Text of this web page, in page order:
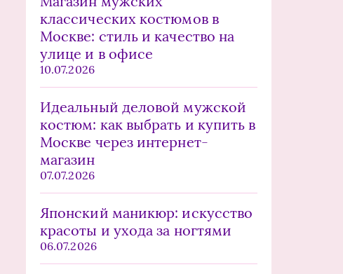
классических костюмов в
Москве: стиль и качество на
улице и в офисе
10.07.2026
Идеальный деловой мужской
костюм: как выбрать и купить в
Москве через интернет-
магазин
07.07.2026
Японский маникюр: искусство
красоты и ухода за ногтями
06.07.2026